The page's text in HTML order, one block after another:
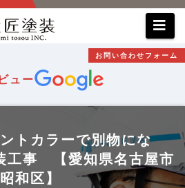
お問い合わせフォーム
ュー
トカラーで別物にな
事 【愛知県名古屋市
昭和区】